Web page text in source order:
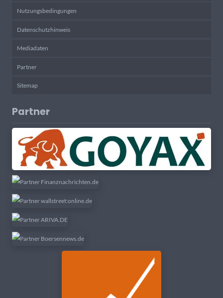
Nutzungsbedingungen
Datenschutzhinweis
Mediadaten
Partner
Sitemap
Partner